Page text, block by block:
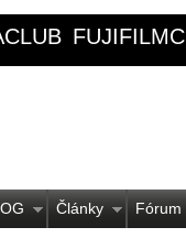
Články Fórum